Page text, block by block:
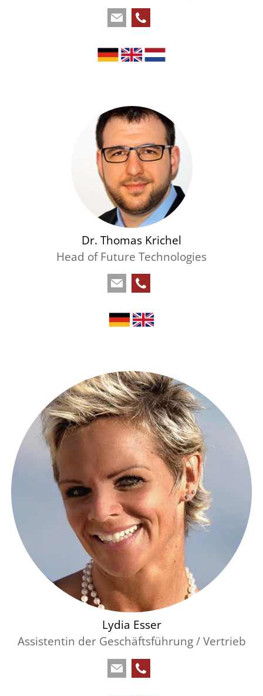
Dr. Thomas Krichel
Head of Future Technologies
Lydia Esser
Assistentin der Geschäftsführung / Vertrieb